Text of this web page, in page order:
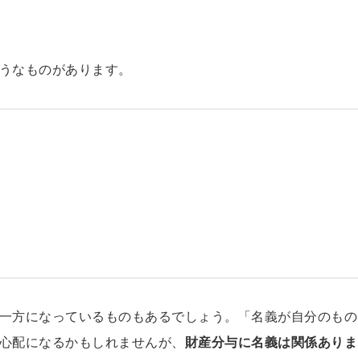
なものがあります。
方になっているものもあるでしょう。「名義が自分のもの
配になるかもしれませんが、 財産分与に名義は関係ありま